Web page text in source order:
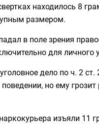
находилось 8
размером.
в поле зрения
для личного
дело по ч. 2
но ему
изъяли 11